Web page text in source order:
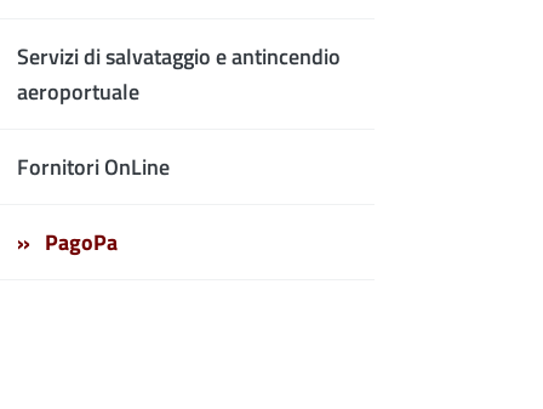
Servizi di salvataggio e antincendio
aeroportuale
Fornitori OnLine
PagoPa